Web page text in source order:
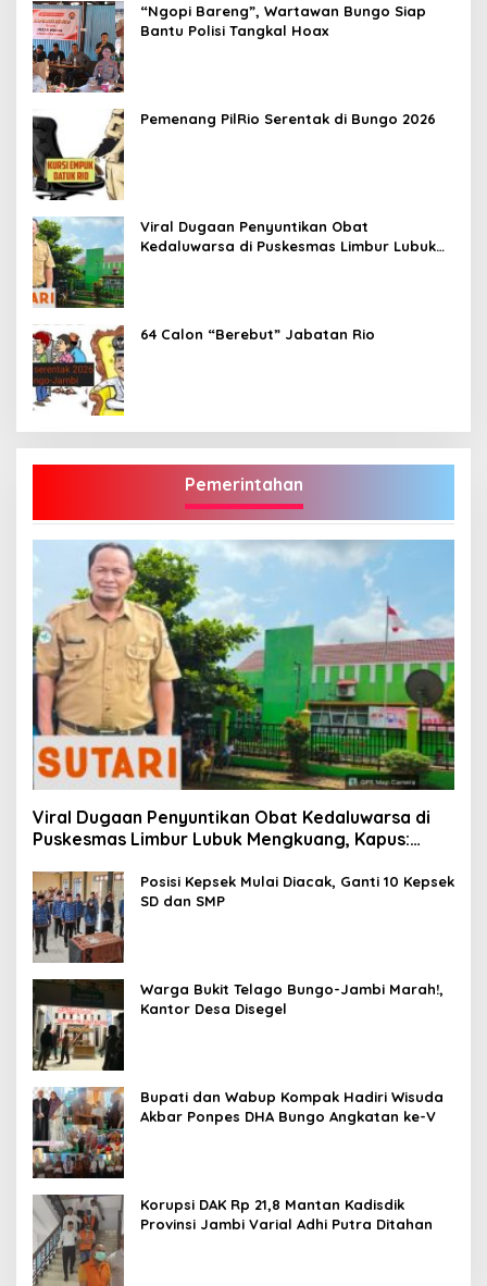
“Ngopi Bareng”, Wartawan Bungo Siap
Bantu Polisi Tangkal Hoax
Pemenang PilRio Serentak di Bungo 2026
Viral Dugaan Penyuntikan Obat
Kedaluwarsa di Puskesmas Limbur Lubuk
64 Calon “Berebut” Jabatan Rio
Pemerintahan
Viral Dugaan Penyuntikan Obat Kedaluwarsa di
Puskesmas Limbur Lubuk Mengkuang, Kapus:
Posisi Kepsek Mulai Diacak, Ganti 10 Kepsek
SD dan SMP
Warga Bukit Telago Bungo-Jambi Marah!,
Kantor Desa Disegel
Bupati dan Wabup Kompak Hadiri Wisuda
Akbar Ponpes DHA Bungo Angkatan ke-V
Korupsi DAK Rp 21,8 Mantan Kadisdik
Provinsi Jambi Varial Adhi Putra Ditahan